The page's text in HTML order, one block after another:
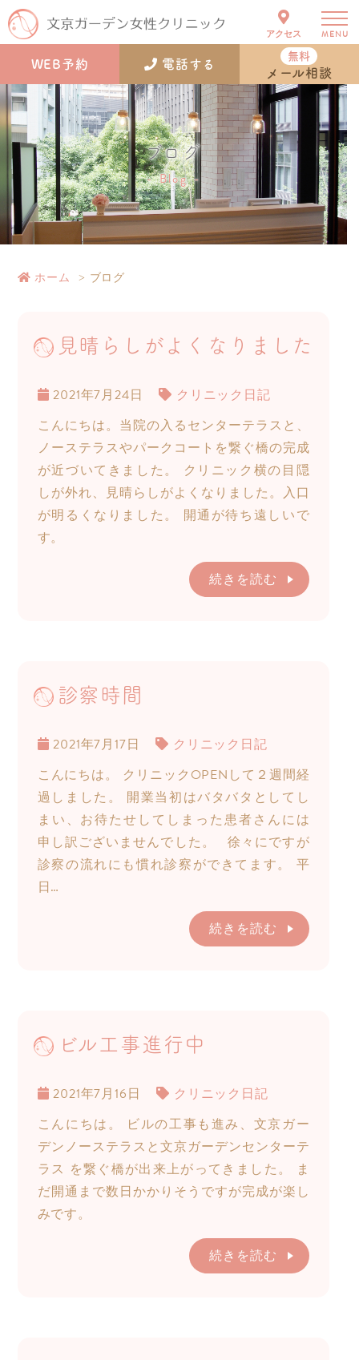
アクセス MENU
WEB予約 電話する
無料
メール相談
ブログ
Blog
ホーム ブログ
見晴らしがよくなりました
2021年7月24日
クリニック日記
こんにちは。当院の入るセンターテラスと、
ノーステラスやパークコートを繋ぐ橋の完成
が近づいてきました。 クリニック横の目隠
しが外れ、見晴らしがよくなりました。入口
が明るくなりました。 開通が待ち遠しいで
す。
続きを読む
診察時間
2021年7月17日
クリニック日記
こんにちは。 クリニックOPENして２週間経
過しました。 開業当初はバタバタとしてし
まい、お待たせしてしまった患者さんには
申し訳ございませんでした。 徐々にですが
診察の流れにも慣れ診察ができてます。 平
日…
続きを読む
ビル工事進行中
2021年7月16日
クリニック日記
こんにちは。 ビルの工事も進み、文京ガー
デンノーステラスと文京ガーデンセンターテ
ラス を繋ぐ橋が出来上がってきました。 ま
だ開通まで数日かかりそうですが完成が楽し
みです。
続きを読む